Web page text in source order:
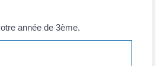
année de 3ème.